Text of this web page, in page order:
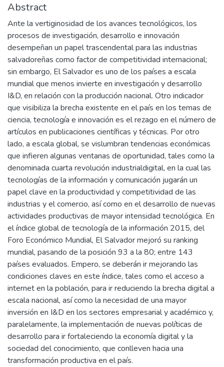
Abstract
Ante la vertiginosidad de los avances tecnológicos, los
procesos de investigación, desarrollo e innovación
desempeñan un papel trascendental para las industrias
salvadoreñas como factor de competitividad internacional;
sin embargo, El Salvador es uno de los países a escala
mundial que menos invierte en investigación y desarrollo
I&D, en relación con la producción nacional. Otro indicador
que visibiliza la brecha existente en el país en los temas de
ciencia, tecnología e innovación es el rezago en el número de
artículos en publicaciones científicas y técnicas. Por otro
lado, a escala global, se vislumbran tendencias económicas
que infieren algunas ventanas de oportunidad, tales como la
denominada cuarta revolución industrialdigital, en la cual las
tecnologías de la información y comunicación jugarán un
papel clave en la productividad y competitividad de las
industrias y el comercio, así como en el desarrollo de nuevas
actividades productivas de mayor intensidad tecnológica. En
el índice global de tecnología de la información 2015, del
Foro Económico Mundial, El Salvador mejoró su ranking
mundial, pasando de la posición 93 a la 80; entre 143
países evaluados. Empero, se deberán ir mejorando las
condiciones claves en este índice, tales como el acceso a
internet en la población, para ir reduciendo la brecha digital a
escala nacional, así como la necesidad de una mayor
inversión en I&D en los sectores empresarial y académico y,
paralelamente, la implementación de nuevas políticas de
desarrollo para ir fortaleciendo la economía digital y la
sociedad del conocimiento, que conlleven hacia una
transformación productiva en el país.